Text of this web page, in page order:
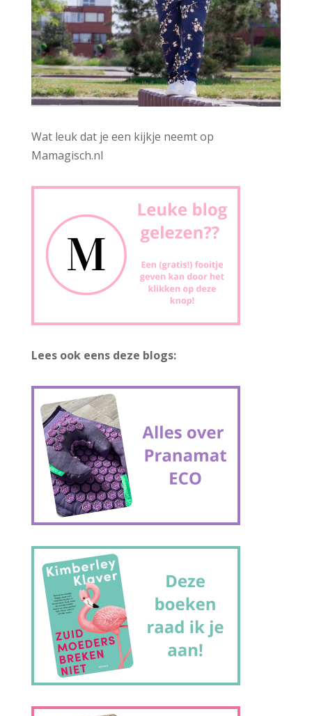
Wat leuk dat je een kijkje neemt op
Mamagisch.nl
Lees ook eens deze blogs: